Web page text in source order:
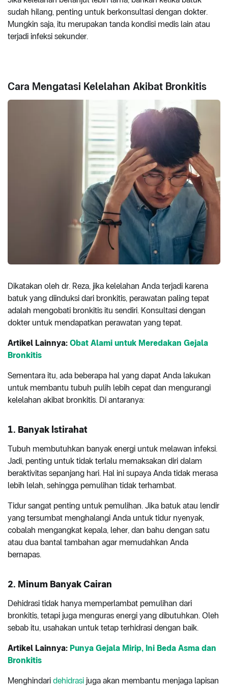
sudah hilang, penting untuk berkonsultasi dengan dokter.
Mungkin saja, itu merupakan tanda kondisi medis lain atau
terjadi infeksi sekunder.
Cara Mengatasi Kelelahan Akibat Bronkitis
Dikatakan oleh dr. Reza, jika kelelahan Anda terjadi karena
batuk yang diinduksi dari bronkitis, perawatan paling tepat
adalah mengobati bronkitis itu sendiri. Konsultasi dengan
dokter untuk mendapatkan perawatan yang tepat.
Artikel Lainnya: Obat Alami untuk Meredakan Gejala
Bronkitis
Sementara itu, ada beberapa hal yang dapat Anda lakukan
untuk membantu tubuh pulih lebih cepat dan mengurangi
kelelahan akibat bronkitis. Di antaranya:
1. Banyak Istirahat
Tubuh membutuhkan banyak energi untuk melawan infeksi.
Jadi, penting untuk tidak terlalu memaksakan diri dalam
beraktivitas sepanjang hari. Hal ini supaya Anda tidak merasa
lebih lelah, sehingga pemulihan tidak terhambat.
Tidur sangat penting untuk pemulihan. Jika batuk atau lendir
yang tersumbat menghalangi Anda untuk tidur nyenyak,
cobalah mengangkat kepala, leher, dan bahu dengan satu
atau dua bantal tambahan agar memudahkan Anda
bernapas.
2. Minum Banyak Cairan
Dehidrasi tidak hanya memperlambat pemulihan dari
bronkitis, tetapi juga menguras energi yang dibutuhkan. Oleh
sebab itu, usahakan untuk tetap terhidrasi dengan baik.
Artikel Lainnya: Punya Gejala Mirip, Ini Beda Asma dan
Bronkitis
Menghindari dehidrasi juga akan membantu menjaga lapisan